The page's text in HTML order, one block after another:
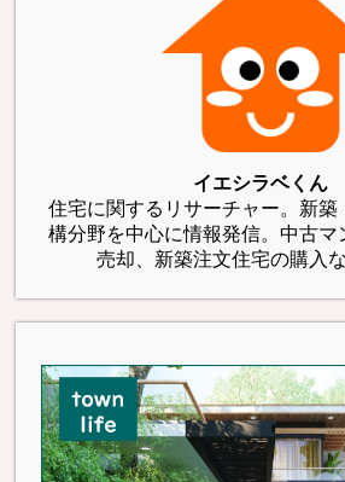
イエシラベくん
住宅に関するリサーチャー。新築
構分野を中心に情報発信。中古マ
売却、新築注文住宅の購入